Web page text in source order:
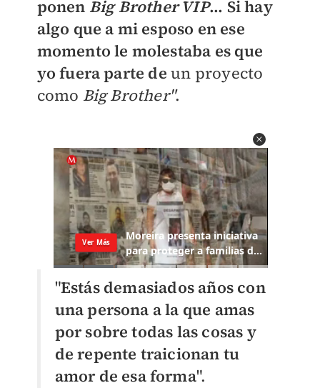
ponen Big Brother VIP... Sihay
algo que a mi esposo en ese
momento le molestaba es que
yo fuera parte de un proyecto
como Big Brother".
"Estás demasiados años con
una persona a la que amas
por sobre todas las cosas y
de repente traicionan tu
amor de esa forma".